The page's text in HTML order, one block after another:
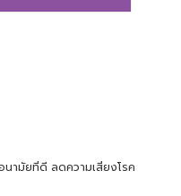
ามัยที่ดี ลดความเสี่ยงโรค